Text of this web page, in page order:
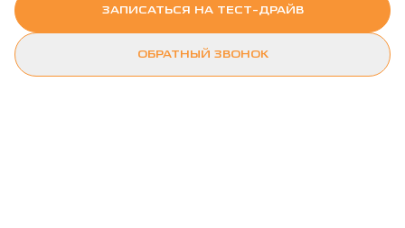
ЗАПИСАТЬСЯ НА ТЕСТ-ДРАЙВ
ОБРАТНЫЙ ЗВОНОК